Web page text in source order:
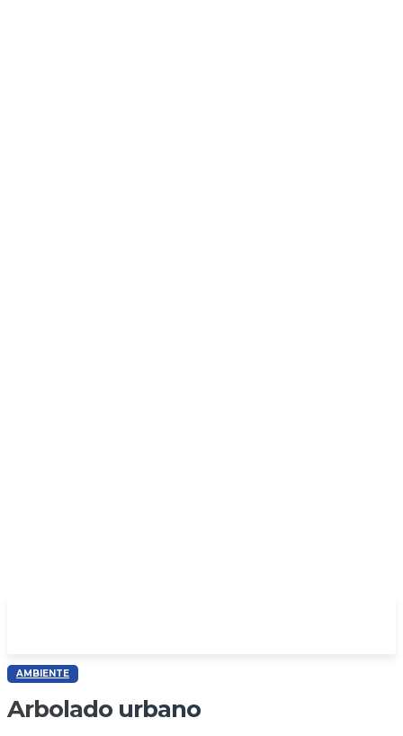
AMBIENTE
Arbolado urbano